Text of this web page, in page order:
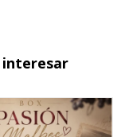
interesar